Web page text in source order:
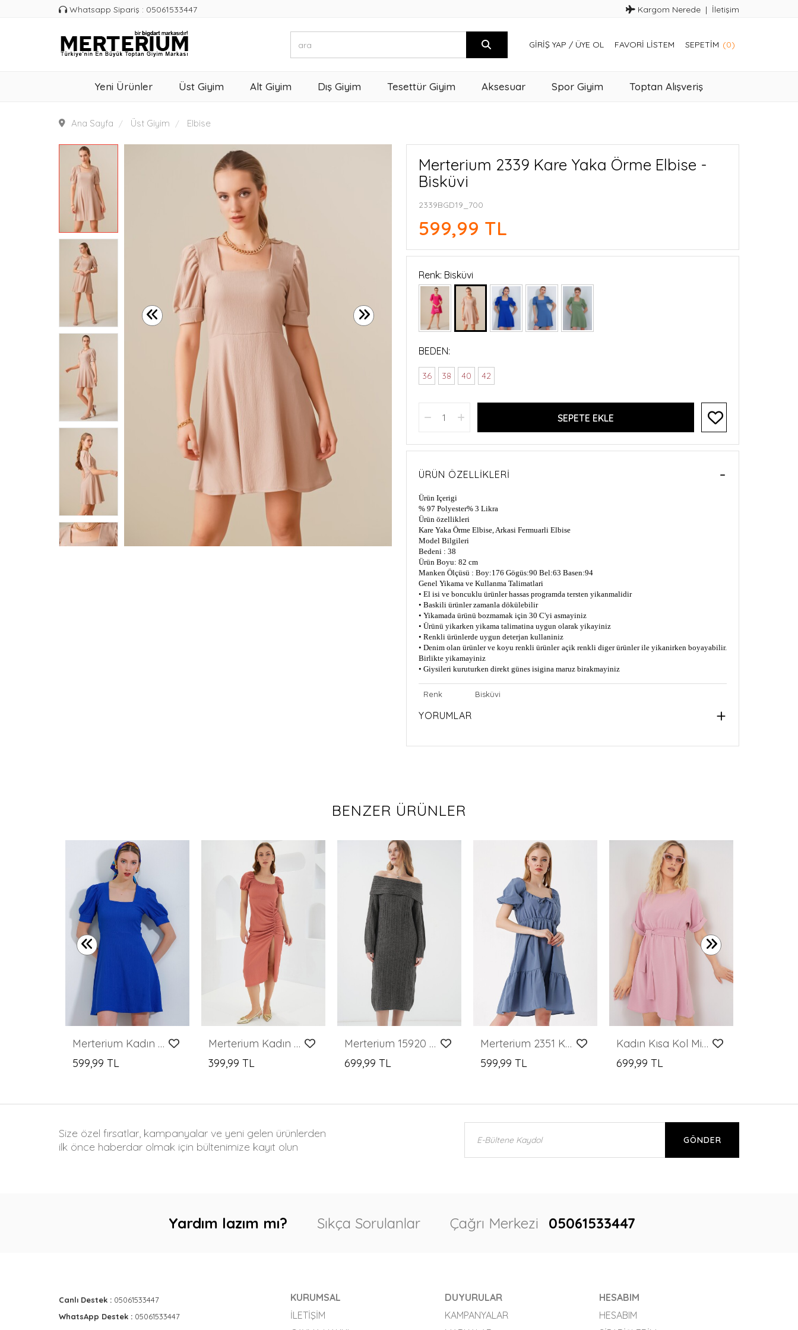
Whatsapp Sipariş : 05061533447 Kargom Nerede İletişim
GIRIŞ YAP / ÜYE OL FAVORI LISTEM SEPETIM (0)
Yeni Ürünler Üst Giyim Alt Giyim Dış Giyim Tesettür Giyim Aksesuar Spor Giyim Toptan Alışveriş
Ana Sayfa Üst Giyim Elbise
Merterium 2339 Kare Yaka Örme Elbise -
Bisküvi
2339BGD19_700
599,99 TL
Renk: Bisküvi
BEDEN:
36 38 40 42
SEPETE EKLE
ÜRÜN ÖZELLIKLERI
Ürün Içerigi
% 97 Polyester% 3 Likra
Ürün özellikleri
Kare Yaka Örme Elbise, Arkasi Fermuarli Elbise
Model Bilgileri
Bedeni : 38
Ürün Boyu: 82 cm
Manken Ölçüsü : Boy:176 Gögüs:90 Bel:63 Basen:94
Genel Yikama ve Kullanma Talimatlari
• El isi ve boncuklu ürünler hassas programda tersten yikanmalidir
• Baskili ürünler zamanla dökülebilir
• Yikamada ürünü bozmamak için 30 C'yi asmayiniz
• Ürünü yikarken yikama talimatina uygun olarak yikayiniz
• Renkli ürünlerde uygun deterjan kullaniniz
• Denim olan ürünler ve koyu renkli ürünler açik renkli diger ürünler ile yikanirken boyayabilir.
Birlikte yikamayiniz
• Giysileri kuruturken direkt günes isigina maruz birakmayiniz
Renk Bisküvi
YORUMLAR
BENZER ÜRÜNLER
Merterium Kadın Saks Kare Yaka Örme Mini Elbise
599,99 TL
Merterium Kadın Gül Kurusu Yırtmaçlı Yazlık Örme Elbise 2396
399,99 TL
Merterium 15920 Madonna Yaka Oversize Triko Elbise - Antrasit
699,99 TL
Merterium 2351 Kloş Poplin Elbise - İndigo
599,99 TL
Kadın Kısa Kol Mini Ayrobin Elbise 2572 - Pudra
699,99 TL
Size özel fırsatlar, kampanyalar ve yeni gelen ürünlerden
ilk önce haberdar olmak için bültenimize kayıt olun
GÖNDER
Yardım lazım mı? Sıkça Sorulanlar Çağrı Merkezi 05061533447
Canlı Destek : 05061533447
WhatsApp Destek : 05061533447
KURUMSAL
İLETIŞIM
DUYURULAR
KAMPANYALAR
HESABIM
HESABIM